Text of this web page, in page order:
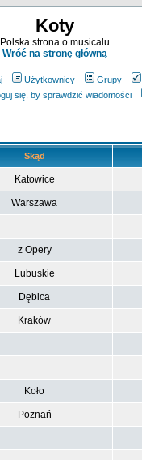
Koty
Polska strona o musicalu
Wróć na stronę główną
Użytkownicy Grupy
się, by sprawdzić wiadomości
Skąd
Katowice
Warszawa
z Opery
Lubuskie
Dębica
Kraków
Koło
Poznań